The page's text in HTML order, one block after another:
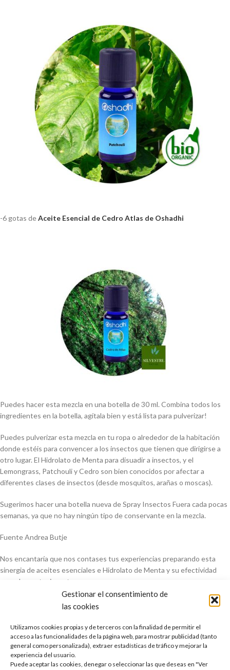
Gestionar el consentimiento de
las cookies
Utilizamos cookies propias y de terceros con la finalidad de permitir el
acceso a las funcionalidades de la página web, para mostrar publicidad (tanto
general como personalizada), extraer estadísticas de tráfico y mejorar la
experiencia del usuario.
Puede aceptar las cookies, denegar o seleccionar las que deseas en "Ver
-6 gotas deAceite Esencial de Cedro Atlas de Oshadhi
Puedes hacer esta mezcla en una botella de 30 ml. Combina todos los
ingredientes en la botella, agítala bien y está lista para pulverizar!
Puedes pulverizar esta mezcla en tu ropa o alrededor de la habitación
donde estéis para convencer a los insectos que tienen que dirigirse a
otro lugar. El Hidrolato de Menta para disuadir a insectos, y el
Lemongrass, Patchouli y Cedro son bien conocidos por afectar a
diferentes clases de insectos (desde mosquitos, arañas o moscas).
Sugerimos hacer una botella nueva de Spray Insectos Fuera cada pocas
semanas, ya que no hay ningún tipo de conservante en la mezcla.
Fuente Andrea Butje
Nos encantaría que nos contases tus experiencias preparando esta
sinergia de aceites esenciales e Hidrolato de Menta y su efectividad
para ahuyentar insectos.
¡Feliz fin de semana!
Aceites esencialesahuyentar insectos